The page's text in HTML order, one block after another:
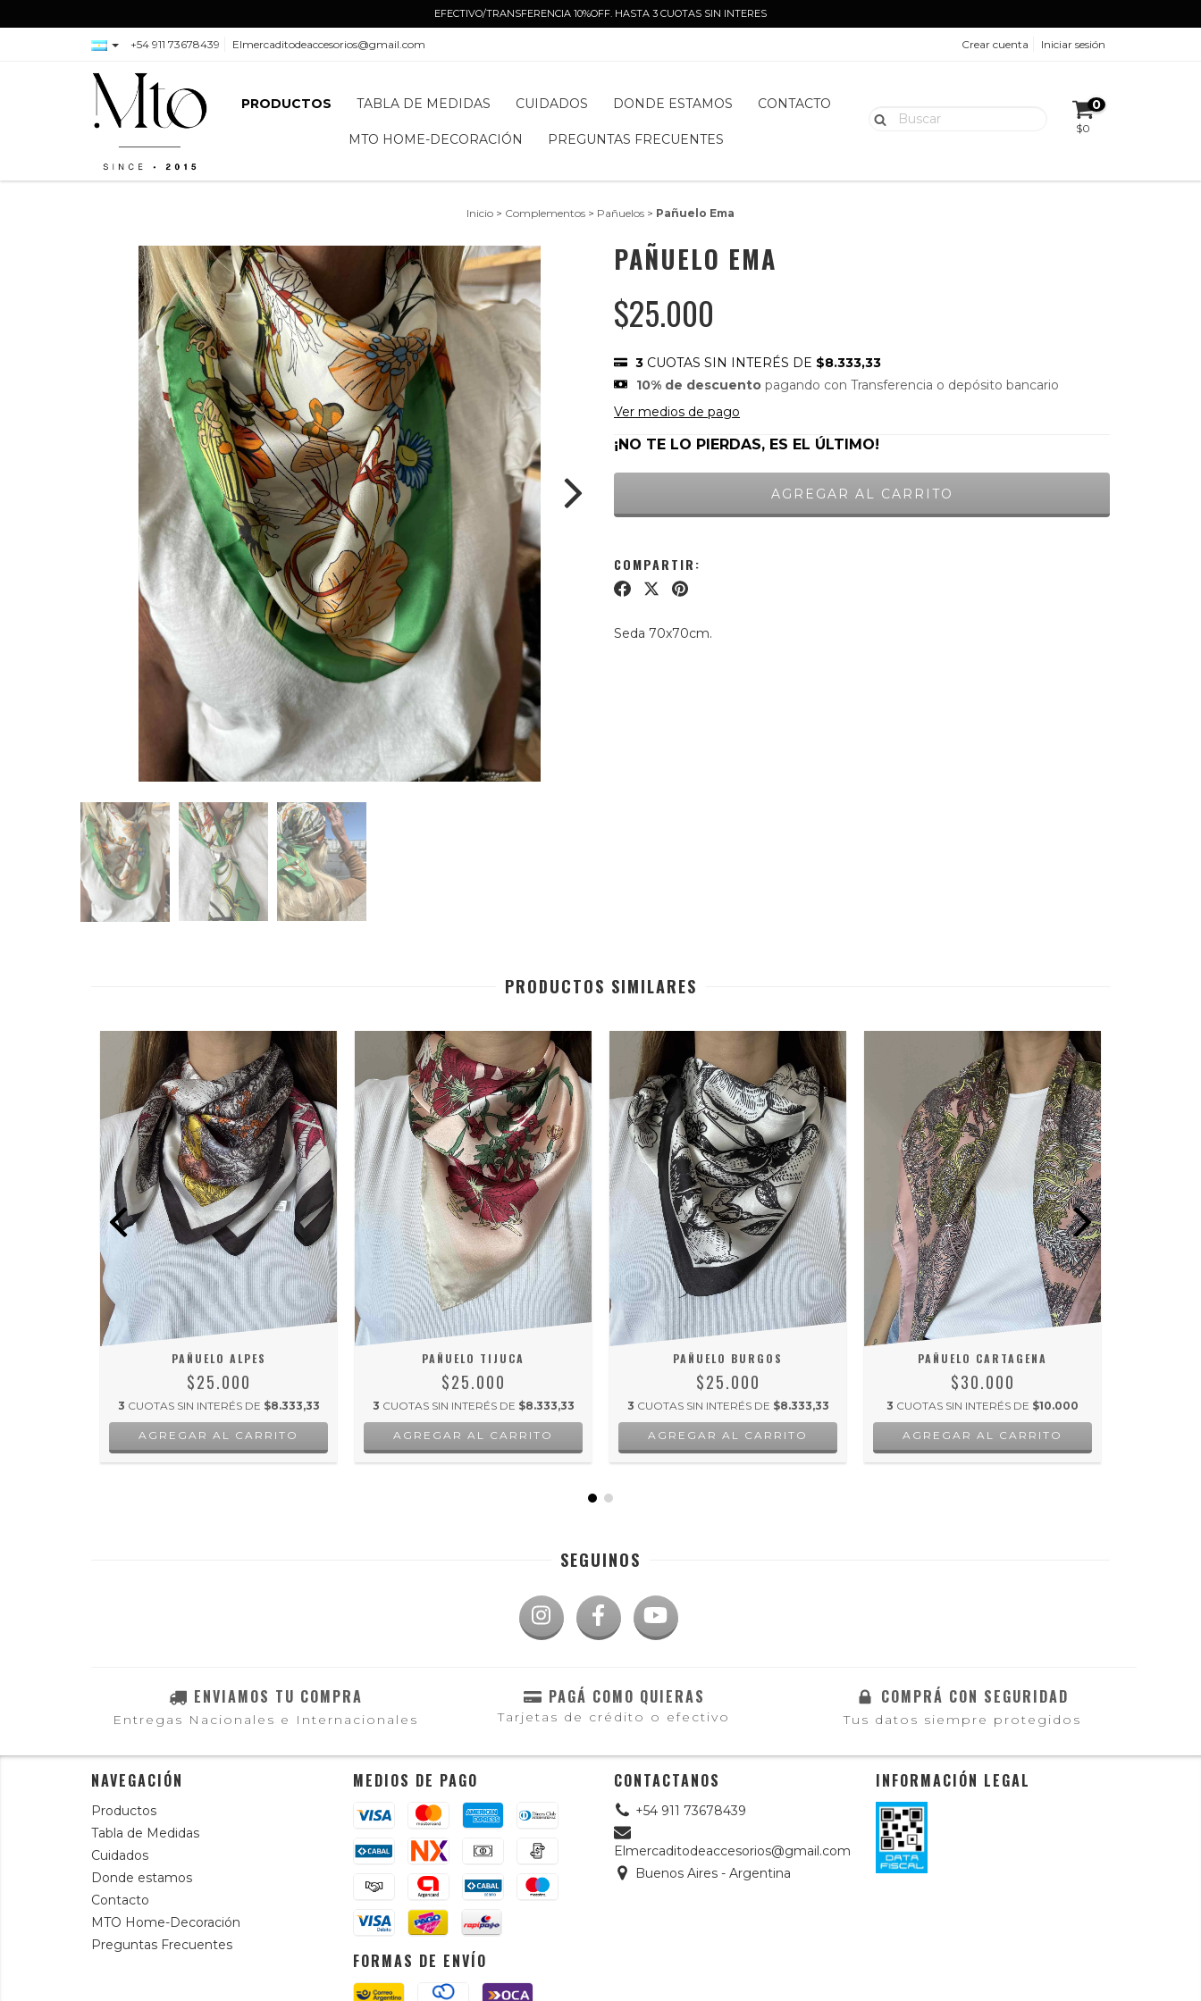
EFECTIVO/TRANSFERENCIA 10%OFF. HASTA 3 CUOTAS SIN INTERES
+54 911 73678439 Elmercaditodeaccesorios@gmail.com Crear cuenta Iniciar sesión
PRODUCTOS TABLA DE MEDIDAS CUIDADOS DONDE ESTAMOS CONTACTO
MTO HOME-DECORACIÓN PREGUNTAS FRECUENTES
0
$0
Inicio > Complementos > Pañuelos > Pañuelo Ema
PAÑUELO EMA
$25.000
3 CUOTAS SIN INTERÉS DE $8.333,33
10% de descuento pagando con Transferencia o depósito bancario
Ver medios de pago
¡NO TE LO PIERDAS, ES EL ÚLTIMO!
COMPARTIR:
Seda 70x70cm.
PRODUCTOS SIMILARES
PAÑUELO ALPES
$25.000
3 CUOTAS SIN INTERÉS DE $8.333,33
PAÑUELO TIJUCA
$25.000
3 CUOTAS SIN INTERÉS DE $8.333,33
PAÑUELO BURGOS
$25.000
3 CUOTAS SIN INTERÉS DE $8.333,33
PAÑUELO CARTAGENA
$30.000
3 CUOTAS SIN INTERÉS DE $10.000
SEGUINOS
ENVIAMOS TU COMPRA
Entregas Nacionales e Internacionales
PAGÁ COMO QUIERAS
Tarjetas de crédito o efectivo
COMPRÁ CON SEGURIDAD
Tus datos siempre protegidos
NAVEGACIÓN
Productos
Tabla de Medidas
Cuidados
Donde estamos
Contacto
MTO Home-Decoración
Preguntas Frecuentes
MEDIOS DE PAGO
FORMAS DE ENVÍO
CONTACTANOS
+54 911 73678439
Elmercaditodeaccesorios@gmail.com
Buenos Aires - Argentina
INFORMACIÓN LEGAL